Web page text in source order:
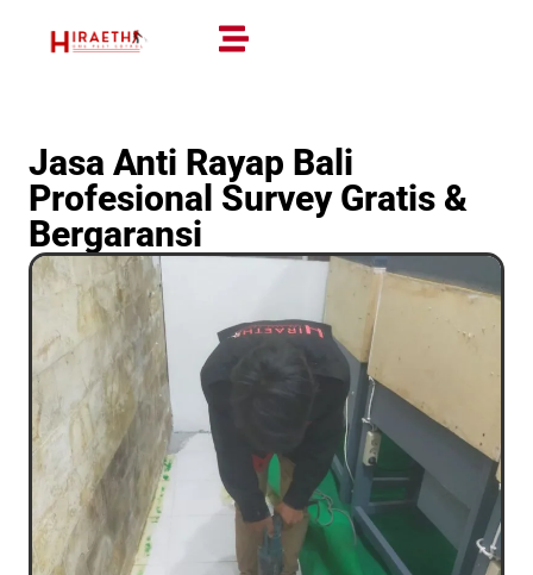
Jasa Anti Rayap Bali
Profesional Survey Gratis &
Bergaransi